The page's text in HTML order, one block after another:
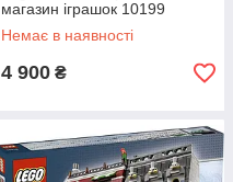
магазин іграшок 10199
Немає в наявності
4 900 ₴